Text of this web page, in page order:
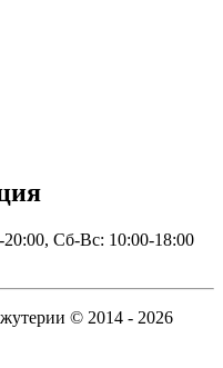
Сб-Вс: 10:00-18:00
© 2014 - 2026